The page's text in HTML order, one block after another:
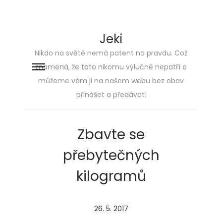
navigation
content
Jeki
Nikdo na světě nemá patent na pravdu. Což
znamená, že tato nikomu výlučně nepatří a
můžeme vám ji na našem webu bez obav
přinášet a předávat.
Zbavte se
přebytečných
kilogramů
P
26. 5. 2017